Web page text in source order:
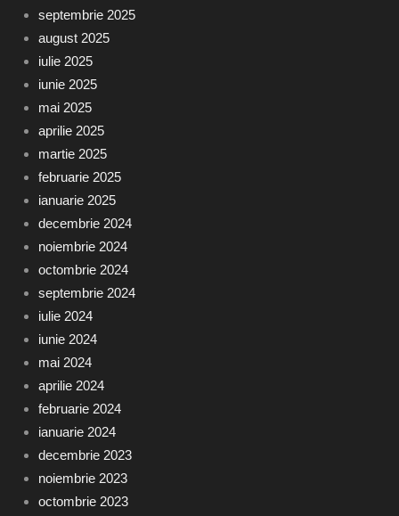
septembrie 2025
august 2025
iulie 2025
iunie 2025
mai 2025
aprilie 2025
martie 2025
februarie 2025
ianuarie 2025
decembrie 2024
noiembrie 2024
octombrie 2024
septembrie 2024
iulie 2024
iunie 2024
mai 2024
aprilie 2024
februarie 2024
ianuarie 2024
decembrie 2023
noiembrie 2023
octombrie 2023